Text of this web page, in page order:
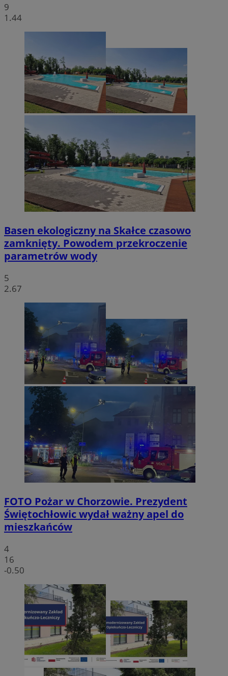
9
1.44
Basen ekologiczny na Skałce czasowo
zamknięty. Powodem przekroczenie
parametrów wody
5
2.67
FOTO Pożar w Chorzowie. Prezydent
Świętochłowic wydał ważny apel do
mieszkańców
4
16
-0.50